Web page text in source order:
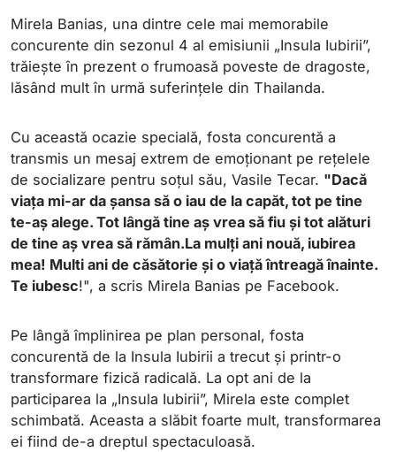
Mirela Banias, una dintre cele mai memorabile
concurente din sezonul 4 al emisiunii „Insula Iubirii”,
trăiește în prezent o frumoasă poveste de dragoste,
lăsând mult în urmă suferințele din Thailanda.
Cu această ocazie specială, fosta concurentă a
transmis un mesaj extrem de emoționant pe rețelele
de socializare pentru soțul său, Vasile Tecar. "Dacă
viața mi-ar da șansa să o iau de la capăt, tot pe tine
te-aș alege. Tot lângă tine aș vrea să fiu și tot alături
de tine aș vrea să rămân.La mulți ani nouă, iubirea
mea! Multi ani de căsătorie și o viață întreagă înainte.
Te iubesc!", a scris Mirela Banias pe Facebook.
Pe lângă împlinirea pe plan personal, fosta
concurentă de la Insula Iubirii a trecut și printr-o
transformare fizică radicală. La opt ani de la
participarea la „Insula Iubirii”, Mirela este complet
schimbată. Aceasta a slăbit foarte mult, transformarea
ei fiind de-a dreptul spectaculoasă.